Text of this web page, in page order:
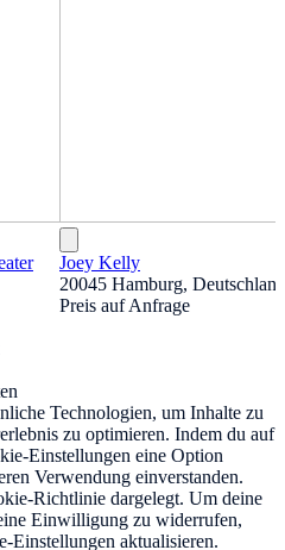
Joey Kelly
20045 Hamburg, Deutschland
Preis auf Anfrage
Technologien, um Inhalte zu
zu optimieren. Indem du auf
Einstellungen eine Option
Verwendung einverstanden.
Richtlinie dargelegt. Um deine
Einwilligung zu widerrufen,
Einstellungen aktualisieren.